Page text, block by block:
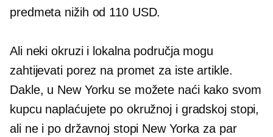
predmeta nižih od 110 USD.
Ali neki okruzi i lokalna područja mogu
zahtijevati porez na promet za iste artikle.
Dakle, u New Yorku se možete naći kako svom
kupcu naplaćujete po okružnoj i gradskoj stopi,
ali ne i po državnoj stopi New Yorka za par